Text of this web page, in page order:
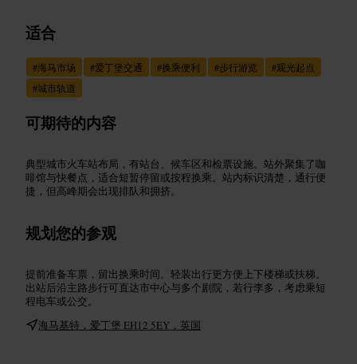
适合
#海马市场 #爱丁堡交通 #换乘便利 #步行游览 #观光起点
#城市轨道
可期待的内容
典型城市火车站布局，有站台、候车区和检票设施。站外聚集了咖
啡馆与快餐点，适合短暂停留或按程换乘。站内标识清楚，通行便
捷，但高峰期会出现排队和拥挤。
规划您的参观
提前准备车票，留出换乘时间。轻装出行更方便上下楼梯或扶梯。
出站后沿主路步行可直达市中心与多个剧院，若行李多，考虑乘短
程电车或公交。
海马基特，爱丁堡 EH12 5EY，英国